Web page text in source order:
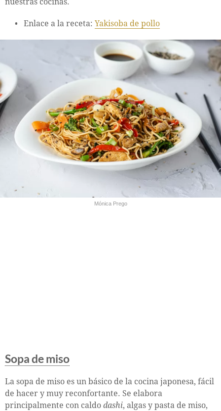
Enlace a la receta: Yakisoba de pollo
Mónica Prego
Sopa de miso
La sopa de miso es un básico de la cocina japonesa, fácil
de hacer y muy reconfortante. Se elabora
principalmente con caldo dashi, algas y pasta de miso,